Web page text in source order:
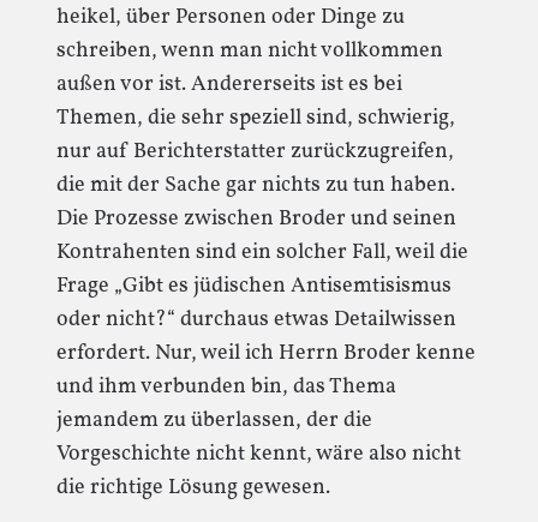
heikel, über Personen oder Dinge zu
schreiben, wenn man nicht vollkommen
außen vor ist. Andererseits ist es bei
Themen, die sehr speziell sind, schwierig,
nur auf Berichterstatter zurückzugreifen,
die mit der Sache gar nichts zu tun haben.
Die Prozesse zwischen Broder und seinen
Kontrahenten sind ein solcher Fall, weil die
Frage „Gibt es jüdischen Antisemtisismus
oder nicht?“ durchaus etwas Detailwissen
erfordert. Nur, weil ich Herrn Broder kenne
und ihm verbunden bin, das Thema
jemandem zu überlassen, der die
Vorgeschichte nicht kennt, wäre also nicht
die richtige Lösung gewesen.